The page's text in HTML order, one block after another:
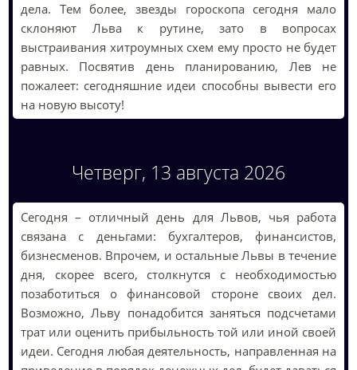
дела. Тем более, звезды гороскопа сегодня мало
склоняют Льва к рутине, зато в вопросах
выстраивания хитроумных схем ему просто не будет
равных. Посвятив день планированию, Лев не
пожалеет: сегодняшние идеи способны вывести его
на новую высоту!
Четверг, 13 августа 2026
Сегодня – отличный день для Львов, чья работа
связана с деньгами: бухгалтеров, финансистов,
бизнесменов. Впрочем, и остальные Львы в течение
дня, скорее всего, столкнутся с необходимостью
позаботиться о финансовой стороне своих дел.
Возможно, Льву понадобится заняться подсчетами
трат или оценить прибыльность той или иной своей
идеи. Сегодня любая деятельность, направленная на